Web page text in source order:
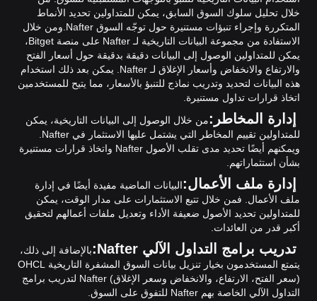
خلال تحليل سلوك السوق السابق، يمكن للمتداولين تحديد الأنماط
المتكررة وإجراء تنبؤات مستنيرة حول توجّه السوق Nafter.
ومن خلال
الاستفادة من مجموعة البيانات التاريخية لـ Nafter على منصة Bitget،
يمكن للمتداولين الوصول إلى البيانات دقيقة بدقيقة حول أسعار الفتح
والارتفاع والانخفاض وأسعار الإغلاق لـ Nafter. يمكن بعد ذلك استخدام
هذه البيانات لتحديد وتدريب نماذج للتنبؤ بالأسعار، مما يتيح للمستخدمين
اتخاذ قرارات تداول مستنيرة.
إدارة المخاطر:من خلال الوصول إلى البيانات التاريخية، يمكن
ويمكنهم أيضًا تحديد مدى تقلب الأصول Nafter واتخاذ قرارات مستنيرة
بشأن استثماراتهم.
إدارة ملف الأعمال:البيانات الماضية مفيدة أيضًا في إدارة
ملف الأعمال. فمن خلال تتبع الاستثمارات على مدار الوقت، يمكن
للمتداولين تحديد الأصول ضعيفة الأداء وتعديل ملفات أعمالهم لتحقيق
أكبر قدر من العائدات.
تدريب برامج التداول الآلي Nafter:
بالإضافة إلى ذلك،
يتمتع المستخدمون بخيار تنزيل بيانات السوق المشفرة التاريخية OHCL
(سعر الفتح، الارتفاع، والانخفاض وسعر الإغلاق) Nafter لتدريب برامج
التداول الآلي الخاصة بهم Nafter للتفوق على السوق.